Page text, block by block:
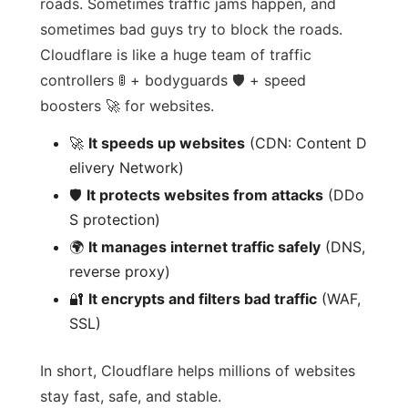
sometimes bad guys try to block the roads.
Cloudflare is like a huge team of traffic
controllers 🚦 + bodyguards 🛡️ + speed
boosters 🚀 for websites.
🚀 It speeds up websites (CDN: Content D
elivery Network)
🛡️ It protects websites from attacks (DDo
S protection)
🌍 It manages internet traffic safely (DNS,
reverse proxy)
🔐 It encrypts and filters bad traffic (WAF,
SSL)
In short, Cloudflare helps millions of websites
stay fast, safe, and stable.